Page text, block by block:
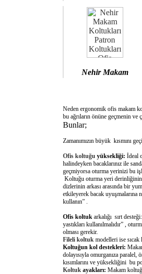
Nehir Makam
Neden ergonomik ofis makam
bu ağrıların önüne geçmenin ve
Bunlar;
Zamanımızın büyük kısmını
Ofis koltuğu yüksekliği: İdeal
halindeyken bacaklarınız ile
geçmiyorsa oturma yerinizi bu
Koltuğu oturma yeri derinliğinin
dizlerinin arkası arasında bir
etkileyerek bacak uyuşmalarına
kullanın” .
Ofis koltuk arkalığı sırt
yastıkları kullanılmalıdır” ,
olması gerekir.
Fileli koltuk modelleri ise
Koltuğun kol destekleri:
dolayısıyla omurganıza paralel,
kısımlarını ve yüksekliğini bu
Koltuk ayakları: Makam